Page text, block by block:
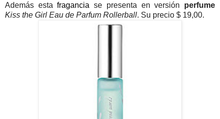
Además estafragancia se presenta en versión perfume
Kiss the Girl Eau de Parfum Rollerball. Su precio $ 19,00.